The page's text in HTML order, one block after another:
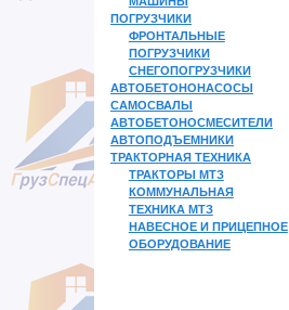
ПОГРУЗЧИКИ
ФРОНТАЛЬНЫЕ
ПОГРУЗЧИКИ
СНЕГОПОГРУЗЧИКИ
АВТОБЕТОНОНАСОСЫ
САМОСВАЛЫ
АВТОБЕТОНОСМЕСИТЕЛИ
АВТОПОДЪЕМНИКИ
ТРАКТОРНАЯ ТЕХНИКА
ТРАКТОРЫ МТЗ
КОММУНАЛЬНАЯ
ТЕХНИКА МТЗ
НАВЕСНОЕ И ПРИЦЕПНОЕ
ОБОРУДОВАНИЕ